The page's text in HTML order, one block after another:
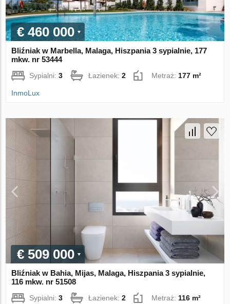
€ 460 000
Bliźniak w Marbella, Malaga, Hiszpania 3 sypialnie, 177
mkw. nr 53444
Sypialni:3 Łazienek:2 Metraż: 177 m²
InmoLux
€ 509 000
Bliźniak w Bahia, Mijas, Malaga, Hiszpania 3 sypialnie,
116 mkw. nr 51508
Sypialni:3 Łazienek:2 Metraż:116 m²